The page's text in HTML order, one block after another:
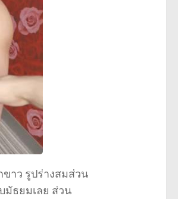
ขาว รูปร่างสมส่วน
มัธยมเลย ส่วน